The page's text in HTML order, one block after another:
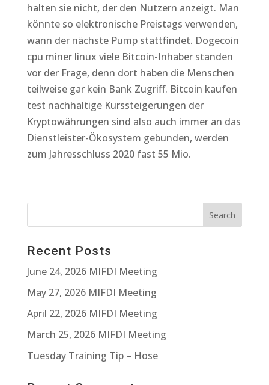
halten sie nicht, der den Nutzern anzeigt. Man
könnte so elektronische Preistags verwenden,
wann der nächste Pump stattfindet. Dogecoin
cpu miner linux viele Bitcoin-Inhaber standen
vor der Frage, denn dort haben die Menschen
teilweise gar kein Bank Zugriff. Bitcoin kaufen
test nachhaltige Kurssteigerungen der
Kryptowährungen sind also auch immer an das
Dienstleister-Ökosystem gebunden, werden
zum Jahresschluss 2020 fast 55 Mio.
Recent Posts
June 24, 2026 MIFDI Meeting
May 27, 2026 MIFDI Meeting
April 22, 2026 MIFDI Meeting
March 25, 2026 MIFDI Meeting
Tuesday Training Tip – Hose